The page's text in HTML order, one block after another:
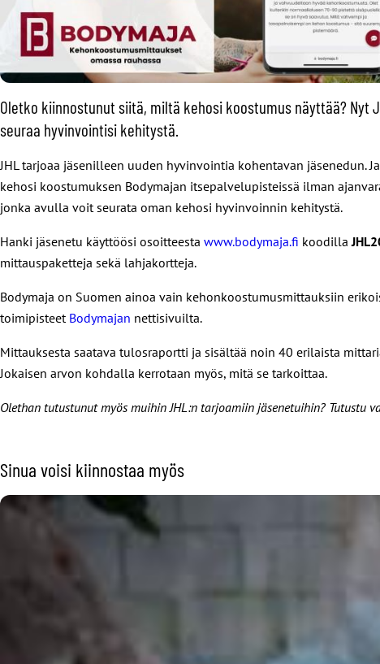
Oletko kiinnostunut siitä, miltä kehosi koostumus näyttää?
seuraa hyvinvointisi kehitystä.
JHL tarjoaa jäsenilleen uuden hyvinvointia kohentavan jäsenedun.
kehosi koostumuksen Bodymajan itsepalvelupisteissä ilman
jonka avulla voit seurata oman kehosi hyvinvoinnin kehitystä.
Hanki jäsenetu käyttöösi osoitteesta www.bodymaja.fi koodilla
mittauspaketteja sekä lahjakortteja.
Bodymaja on Suomen ainoa vain kehonkoostumusmittauksiin
toimipisteet Bodymajan nettisivuilta.
Mittauksesta saatava tulosraportti ja sisältää noin 40 erilaista
Jokaisen arvon kohdalla kerrotaan myös, mitä se tarkoittaa.
Olethan tutustunut myös muihin JHL:n tarjoamiin jäsenetuihin? Tutustu
Sinua voisi kiinnostaa myös